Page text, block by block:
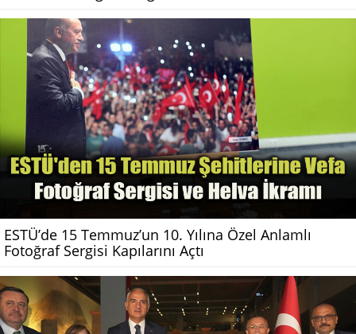
ESTÜ’de 15 Temmuz’un 10. Yılına Özel Anlamlı
Fotoğraf Sergisi Kapılarını Açtı